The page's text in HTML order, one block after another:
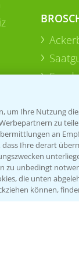
um Ihre Nutzung
zu
an
dass Ihre derart
unbedingt
die unten
können,